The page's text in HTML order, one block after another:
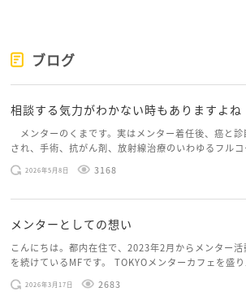
ブログ
相談する気力がわかない時もありますよね
メンターのくまです。実はメンター着任後、癌と診
され、手術、抗がん剤、放射線治療のいわゆるフルコ
スを体験していて、しばらくメンターカフェに来られて
いませんでした。体力だけでなく、気力も落ちパソコン
2026年5月8日 3168
メンターとしての想い
こんにちは。都内在住で、2023年2月からメンター活
を続けているMFです。 TOKYOメンターカフェを盛
げたいという想いから、勇気を出して初めてブログを投
稿してみようと思います。少し自分のことを書いてみま
2026年3月17日 2683